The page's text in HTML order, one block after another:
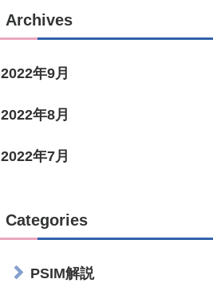
Archives
2022年9月
2022年8月
2022年7月
Categories
PSIM解説